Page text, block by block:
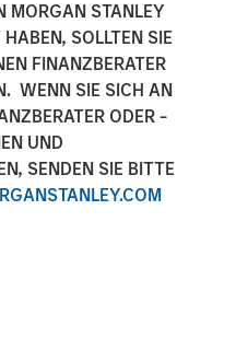
MORGAN STANLEY
SOLLTEN SIE
FINANZBERATER
WENN SIE SICH AN
ODER -
UND
SENDEN SIE BITTE
12:45 EDT
Morgan Stanley
Management,
acquired SpecialtyCare,